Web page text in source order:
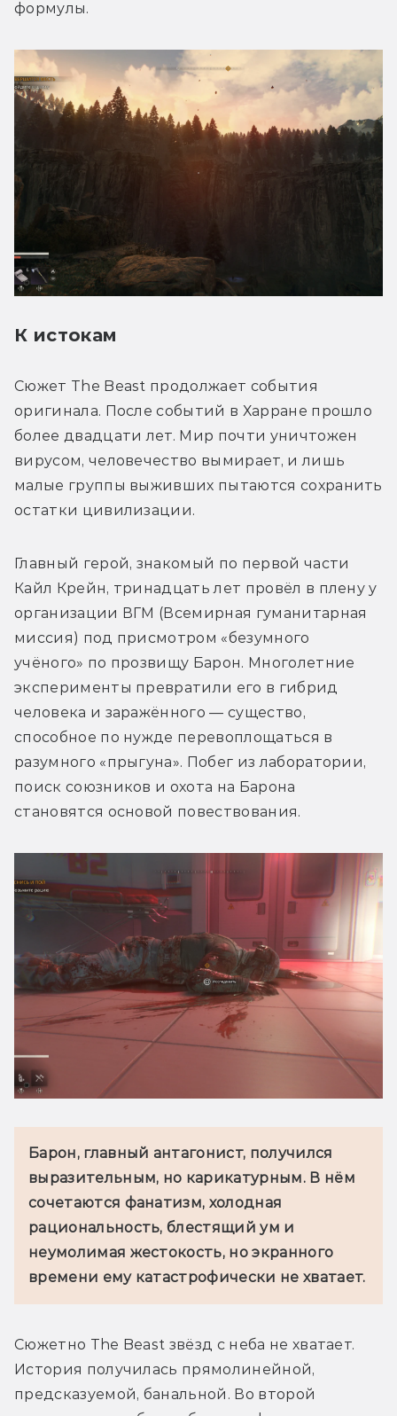
формулы.
К истокам
Сюжет The Beast продолжает события
оригинала. После событий в Харране прошло
более двадцати лет. Мир почти уничтожен
вирусом, человечество вымирает, и лишь
малые группы выживших пытаются сохранить
остатки цивилизации.
Главный герой, знакомый по первой части
Кайл Крейн, тринадцать лет провёл в плену у
организации ВГМ (Всемирная гуманитарная
миссия) под присмотром «безумного
учёного» по прозвищу Барон. Многолетние
эксперименты превратили его в гибрид
человека и заражённого — существо,
способное по нужде перевоплощаться в
разумного «прыгуна». Побег из лаборатории,
поиск союзников и охота на Барона
становятся основой повествования.
Барон, главный антагонист, получился
выразительным, но карикатурным. В нём
сочетаются фанатизм, холодная
рациональность, блестящий ум и
неумолимая жестокость, но экранного
Сюжетно The Beast звёзд с неба не хватает.
История получилась прямолинейной,
предсказуемой, банальной. Во второй